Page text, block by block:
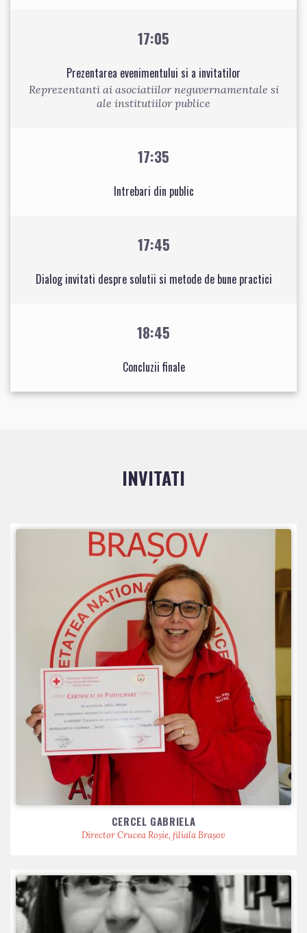
17:05
Prezentarea evenimentului si a invitatilor
Reprezentanti ai asociatiilor neguvernamentale si
ale institutiilor publice
17:35
Intrebari din public
17:45
Dialog invitati despre solutii si metode de bune practici
18:45
Concluzii finale
INVITATI
CERCEL GABRIELA
Director Crucea Roșie, filiala Brașov